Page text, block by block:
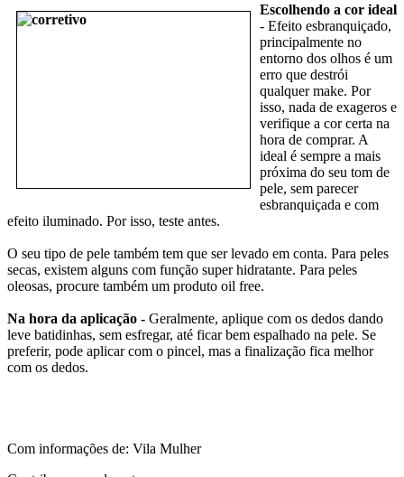
Escolhendo a cor ideal
- Efeito esbranquiçado,
principalmente no
entorno dos olhos é um
erro que destrói
qualquer make. Por
isso, nada de exageros e
verifique a cor certa na
hora de comprar. A
ideal é sempre a mais
próxima do seu tom de
pele, sem parecer
esbranquiçada e com
efeito iluminado. Por isso, teste antes.
O seu tipo de pele também tem que ser levado em conta. Para peles
secas, existem alguns com função super hidratante. Para peles
oleosas, procure também um produto oil free.
Na hora da aplicação - Geralmente, aplique com os dedos dando
leve batidinhas, sem esfregar, até ficar bem espalhado na pele. Se
preferir, pode aplicar com o pincel, mas a finalização fica melhor
com os dedos.
Com informações de: Vila Mulher